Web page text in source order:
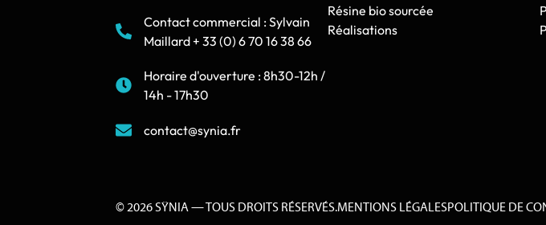
Contact commercial : Sylvain
Maillard + 33 (0) 6 70 16 38 66
Horaire d'ouverture : 8h30-12h /
14h - 17h30
contact@synia.fr
Résine bio sourcée
Réalisations
© 2026 SŸNIA — TOUS DROITS RÉSERVÉS.MENTIONS LÉGALESPOLITIQUE DE